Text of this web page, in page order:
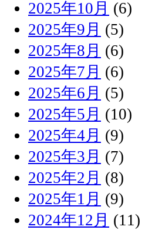
2025年10月 (6)
2025年9月 (5)
2025年8月 (6)
2025年7月 (6)
2025年6月 (5)
2025年5月 (10)
2025年4月 (9)
2025年3月 (7)
2025年2月 (8)
2025年1月 (9)
2024年12月 (11)